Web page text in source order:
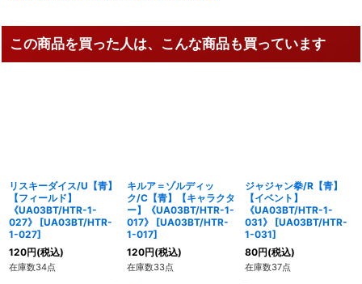
この商品を買った人は、こんな商品も買っています
リスキーダイス/U【青】
【フィールド】
《UA03BT/HTR-1-
027》
[UA03BT/HTR-
1-027]
120円(税込)
在庫数34点
キルア＝ゾルディッ
ク/C【青】【キャラクタ
ー】《UA03BT/HTR-1-
017》
[UA03BT/HTR-
1-017]
120円(税込)
在庫数33点
ジャジャン拳/R【青】
【イベント】
《UA03BT/HTR-1-
031》
[UA03BT/HTR-
1-031]
80円(税込)
在庫数37点